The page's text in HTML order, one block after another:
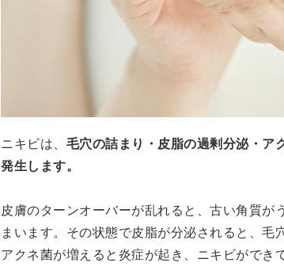
ニキビは、 毛穴の詰まり・皮脂の過剰分泌・ア
発生します。
皮膚のターンオーバーが乱れると、古い角質が
まいます。その状態で皮脂が分泌されると、
アクネ菌が増えると炎症が起き、ニキビができ